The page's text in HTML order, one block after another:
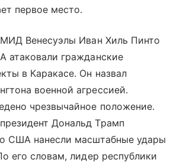
первое место.
МИД Венесуэлы Иван Хиль Пинто
атаковали гражданские
в Каракасе. Он назвал
военной агрессией.
чрезвычайное положение.
Дональд Трамп
США нанесли масштабные удары
его словам, лидер республики